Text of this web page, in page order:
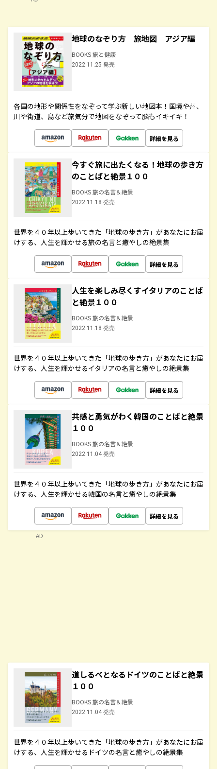
地球のなぞり方 旅地図 アジア編
BOOKS 旅と健康
2022.11.25 発売
各国の地形や関係性をなぞって学ぶ新しい地図本！国境や州、
川や街道、島など旅気分で地図をなぞって脳もイキイキ！
詳細を見る
今すぐ旅に出たくなる！地球の歩き方
のことばと絶景１００
BOOKS 旅の名言＆絶景
2022.11.18 発売
世界を４０年以上歩いてきた「地球の歩き方」があなたにお届
けする、人生を輝かせる旅の名言と癒やしの絶景集
詳細を見る
人生を楽しみ尽くすイタリアのことば
と絶景１００
BOOKS 旅の名言＆絶景
2022.11.18 発売
世界を４０年以上歩いてきた「地球の歩き方」があなたにお届
けする、人生を輝かせるイタリアの名言と癒やしの絶景集
詳細を見る
共感と勇気がわく韓国のことばと絶景
１００
BOOKS 旅の名言＆絶景
2022.11.04 発売
世界を４０年以上歩いてきた「地球の歩き方」があなたにお届
けする、人生を輝かせる韓国の名言と癒やしの絶景集
詳細を見る
道しるべとなるドイツのことばと絶景
１００
BOOKS 旅の名言＆絶景
2022.11.04 発売
世界を４０年以上歩いてきた「地球の歩き方」があなたにお届
けする、人生を輝かせるドイツの名言と癒やしの絶景集
AD